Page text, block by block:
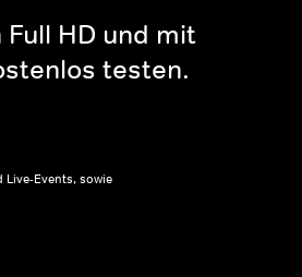
HD und mit
testen.
Live-Events, sowie